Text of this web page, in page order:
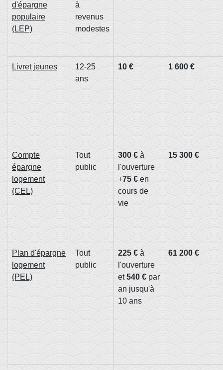
d'épargne
populaire
(LEP)
à
revenus
modestes
Livret jeunes
12-25
ans
10 € 1 600 €
Compte
épargne
logement
(CEL)
Tout
public
300 € à
l'ouverture
+75 € en
cours de
vie
15 300 €
Plan d'épargne
logement
(PEL)
Tout
public
225 € à
l'ouverture
et540 € par
an jusqu'à
10 ans
61 200 €